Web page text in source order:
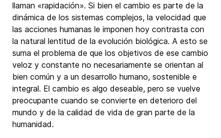
llaman «rapidación». Si bien el cambio es parte de la
dinámica de los sistemas complejos, la velocidad que
las acciones humanas le imponen hoy contrasta con
la natural lentitud de la evolución biológica. A esto se
suma el problema de que los objetivos de ese cambio
veloz y constante no necesariamente se orientan al
bien común y a un desarrollo humano, sostenible e
integral. El cambio es algo deseable, pero se vuelve
preocupante cuando se convierte en deterioro del
mundo y de la calidad de vida de gran parte de la
humanidad.